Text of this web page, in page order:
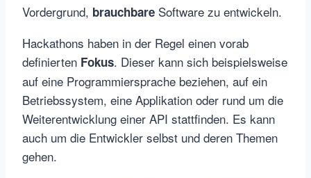
Vordergrund, brauchbare Software zu entwickeln.
Hackathons haben in der Regel einen vorab
definierten Fokus. Dieser kann sich beispielsweise
auf eine Programmiersprache beziehen, auf ein
Betriebssystem, eine Applikation oder rund um die
Weiterentwicklung einer API stattfinden. Es kann
auch um die Entwickler selbst und deren Themen
gehen.